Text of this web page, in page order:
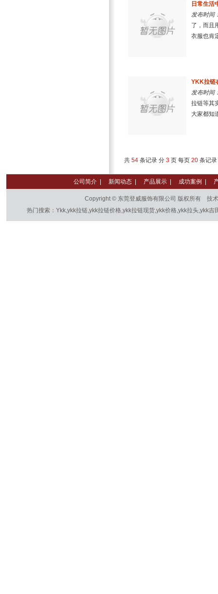
日常生活
发布时间
了，而且
衣服也肯
YKK拉链
发布时间
拉链等其
大家都知
共 54条记录 分 3页 每页 20条记录
公司简介 新闻动态 产品展示 成功案例
Copyright © 东莞登威服饰有限公司 版权所有 技
热门搜索：Ykk,ykk拉链,ykk拉链价格,ykk拉链现货,ykk价格,ykk拉头,ykk